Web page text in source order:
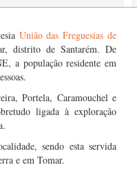
União das Freguesias de
distrito de Santarém. De
a população residente em
Portela, Caramouchel e
ligada à exploração
sendo esta servida
e em Tomar.